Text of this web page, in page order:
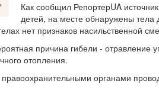
Как сообщил РепортерUA
детей, на месте обнаружены тела
нет признаков насильственной
причина гибели - отравление
отопления.
органами